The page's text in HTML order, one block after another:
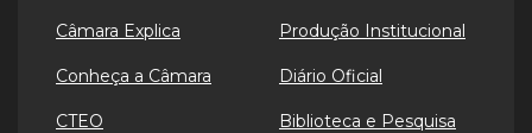
Câmara Explica
Conheça a Câmara
CTEO
Produção Institucional
Diário Oficial
Biblioteca e Pesquisa